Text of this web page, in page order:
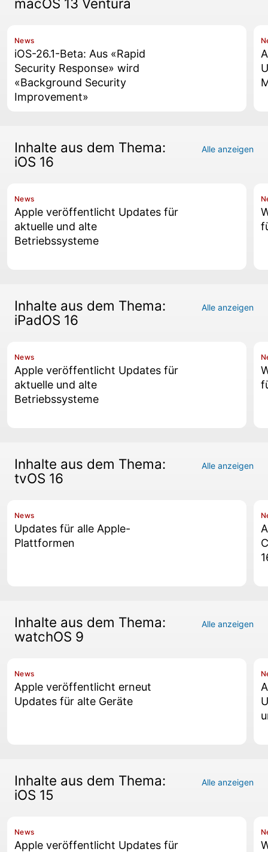
macOS 13 Ventura
News
iOS-26.1-Beta: Aus «Rapid
Security Response» wird
«Background Security
Improvement»
Inhalte aus dem Thema:
iOS 16
Alle anzeigen
News
Apple veröffentlicht Updates für
aktuelle und alte
Betriebssysteme
Inhalte aus dem Thema:
iPadOS 16
Alle anzeigen
News
Apple veröffentlicht Updates für
aktuelle und alte
Betriebssysteme
Inhalte aus dem Thema:
tvOS 16
Alle anzeigen
News
Updates für alle Apple-
Plattformen
Inhalte aus dem Thema:
watchOS 9
Alle anzeigen
News
Apple veröffentlicht erneut
Updates für alte Geräte
Inhalte aus dem Thema:
iOS 15
Alle anzeigen
News
Apple veröffentlicht Updates für